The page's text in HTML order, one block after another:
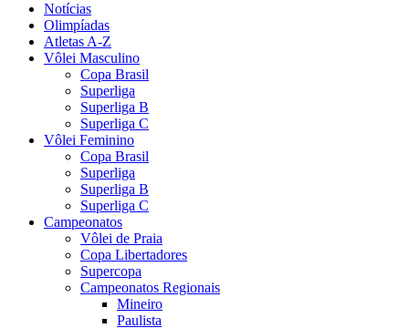
Notícias
Olimpíadas
Atletas A-Z
Vôlei Masculino
Copa Brasil
Superliga
Superliga B
Superliga C
Vôlei Feminino
Copa Brasil
Superliga
Superliga B
Superliga C
Campeonatos
Vôlei de Praia
Copa Libertadores
Supercopa
Campeonatos Regionais
Mineiro
Paulista